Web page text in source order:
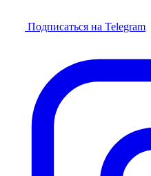
Подписаться на Telegram